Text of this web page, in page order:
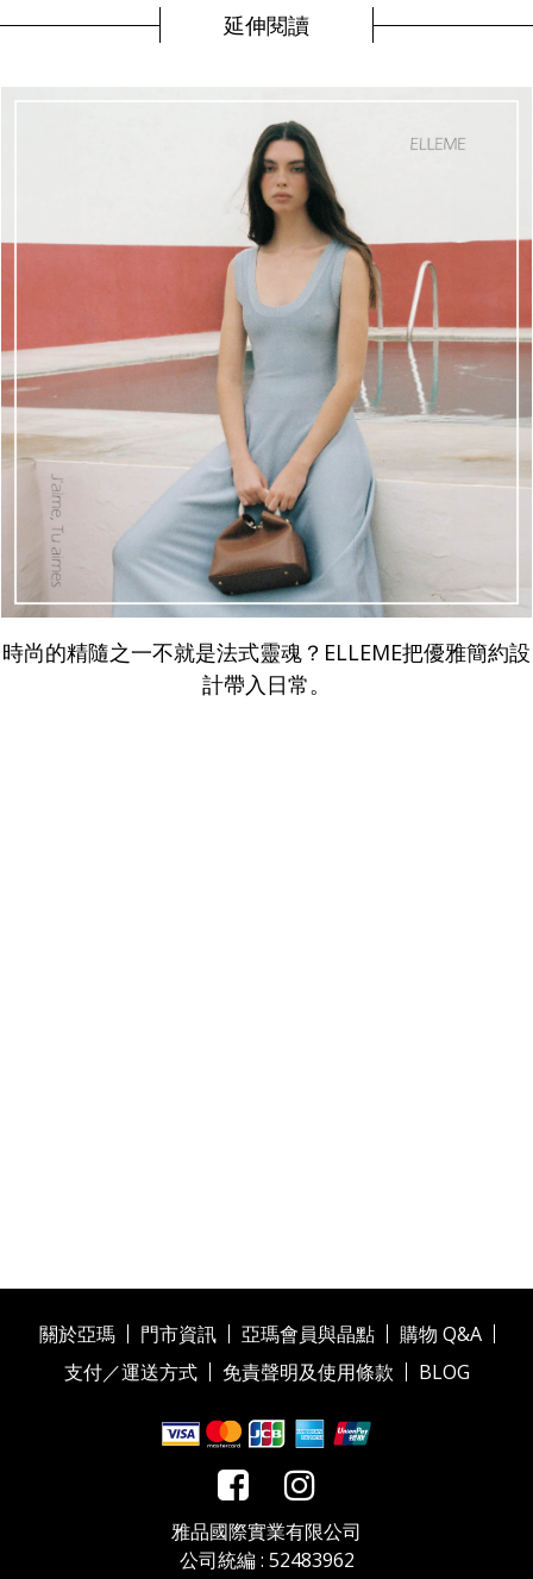
延伸閱讀
時尚的精隨之一不就是法式靈魂？ELLEME把優雅簡約設
計帶入日常。
關於亞瑪 門市資訊 亞瑪會員與晶點
購物 Q&A
支付／運送方式
免責聲明及使用條款 BLOG
雅品國際實業有限公司
公司統編 : 52483962